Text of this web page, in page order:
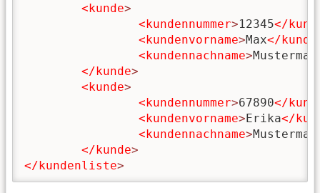
<kunde>
<kundennummer>12345</
<kundenvorname>Max</
<kundennachname>
</kunde>
<kunde>
<kundennummer>67890</
<kundenvorname>Erika</
<kundennachname>
</kunde>
</kundenliste>